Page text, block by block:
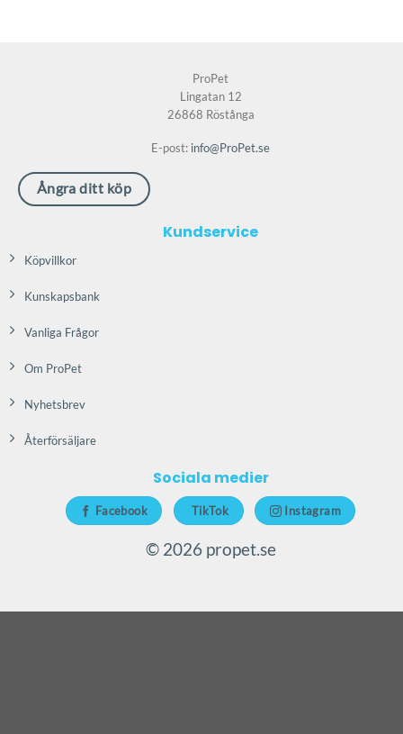
ProPet
Lingatan 12
26868 Röstånga
E-post: info@ProPet.se
Ångra ditt köp
Kundservice
Köpvillkor
Kunskapsbank
Vanliga Frågor
Om ProPet
Nyhetsbrev
Återförsäljare
Sociala medier
Facebook TikTok Instagram
© 2026 propet.se